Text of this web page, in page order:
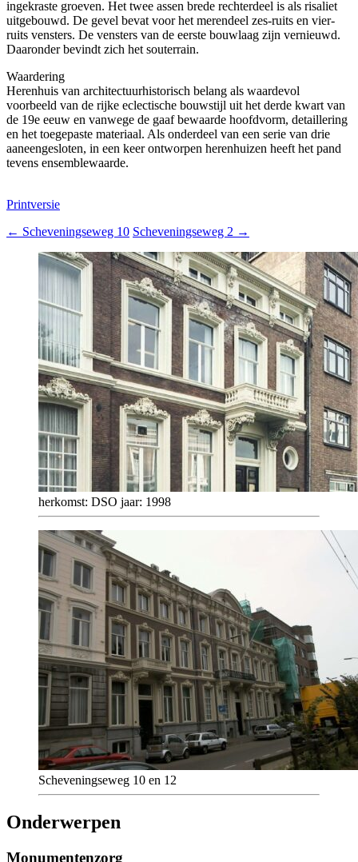
ingekraste groeven. Het twee assen brede rechterdeel is als risaliet
uitgebouwd. De gevel bevat voor het merendeel zes-ruits en vier-
ruits vensters. De vensters van de eerste bouwlaag zijn vernieuwd.
Daaronder bevindt zich het souterrain.
Waardering
Herenhuis van architectuurhistorisch belang als waardevol
voorbeeld van de rijke eclectische bouwstijl uit het derde kwart van
de 19e eeuw en vanwege de gaaf bewaarde hoofdvorm, detaillering
en het toegepaste materiaal. Als onderdeel van een serie van drie
aaneengesloten, in een keer ontworpen herenhuizen heeft het pand
tevens ensemblewaarde.
Printversie
← Scheveningseweg 10 Scheveningseweg 2 →
herkomst: DSO jaar: 1998
Scheveningseweg 10 en 12
Onderwerpen
Monumentenzorg